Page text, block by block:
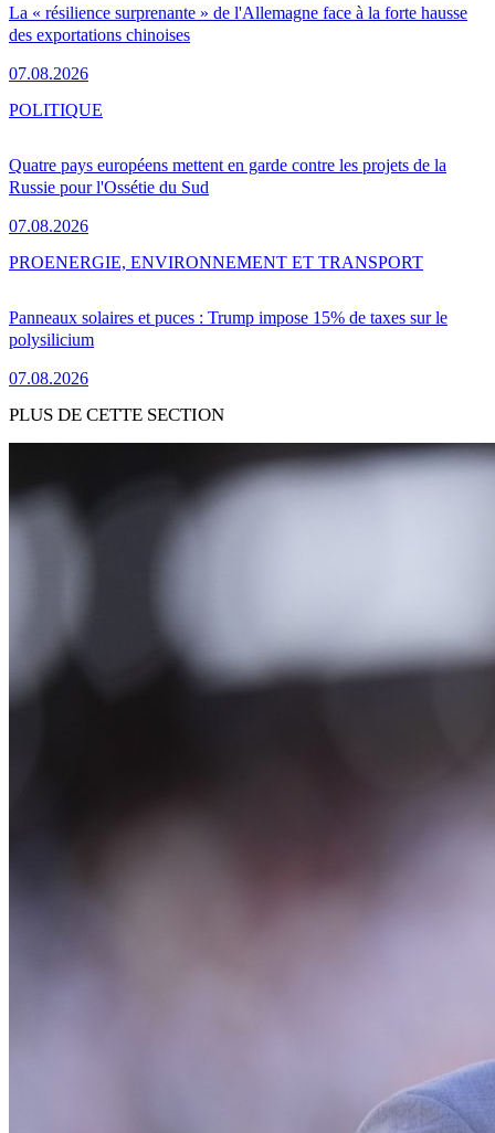
La « résilience surprenante » de l'Allemagne face à la forte hausse
des exportations chinoises
07.08.2026
Quatre pays européens mettent en garde contre les projets de la
Russie pour l'Ossétie du Sud
07.08.2026
POLITIQUE
Panneaux solaires et puces : Trump impose 15% de taxes sur le
polysilicium
07.08.2026
PROENERGIE, ENVIRONNEMENT ET TRANSPORT
PLUS DE CETTE SECTION